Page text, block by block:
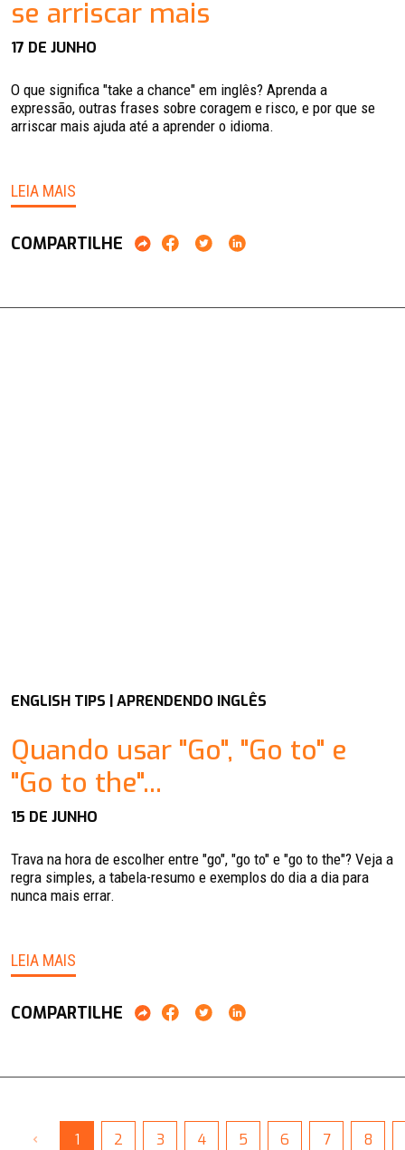
se arriscar mais
17 DE JUNHO
O que significa "take a chance" em inglês? Aprenda a
expressão, outras frases sobre coragem e risco, e por que se
arriscar mais ajuda até a aprender o idioma.
LEIA MAIS
COMPARTILHE
ENGLISH TIPS | APRENDENDO INGLÊS
Quando usar "Go", "Go to" e
"Go to the"...
15 DE JUNHO
Trava na hora de escolher entre "go", "go to" e "go to the"? Veja a
regra simples, a tabela-resumo e exemplos do dia a dia para
nunca mais errar.
LEIA MAIS
COMPARTILHE
‹ 1 2 3 4 5 6 7 8